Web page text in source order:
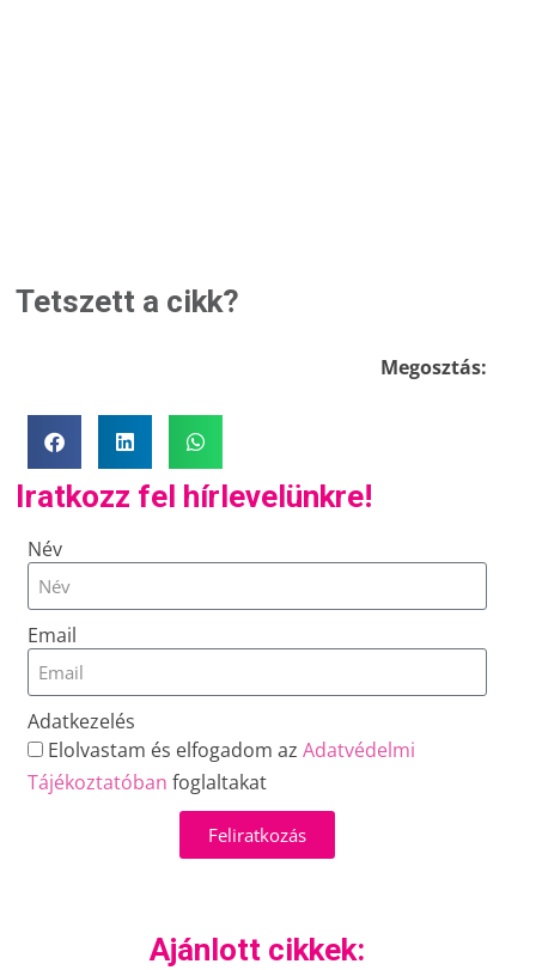
Tetszett a cikk?
Megosztás:
Iratkozz fel hírlevelünkre!
Név
Email
Adatkezelés
Elolvastam és elfogadom azAdatvédelmi
Tájékoztatóban foglaltakat
Feliratkozás
Ajánlott cikkek: